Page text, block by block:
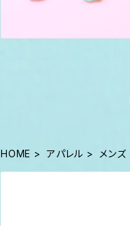
HOME アパレル メンズ